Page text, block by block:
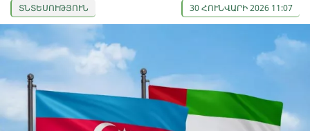
ՏՆՏԵՍՈՒԹՅՈՒՆ 30 ՀՈՒՆՎԱՐԻ 2026 11:07